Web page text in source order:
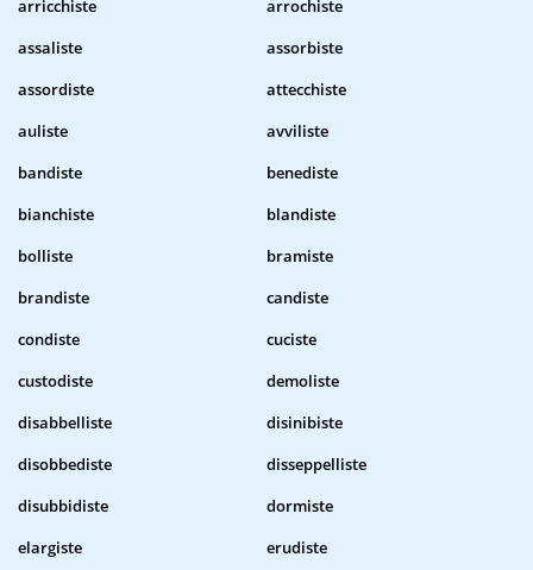
arricchiste
arrochiste
assaliste
assorbiste
assordiste
attecchiste
auliste
avviliste
bandiste
benediste
bianchiste
blandiste
bolliste
bramiste
brandiste
candiste
condiste
cuciste
custodiste
demoliste
disabbelliste
disinibiste
disobbediste
disseppelliste
disubbidiste
dormiste
elargiste
erudiste